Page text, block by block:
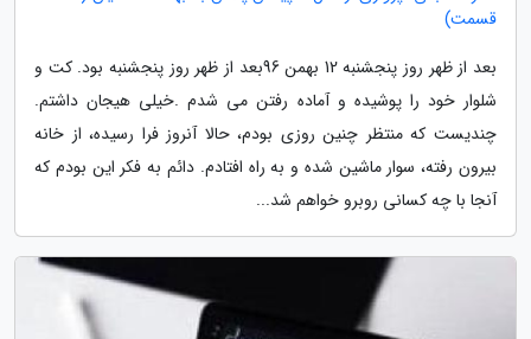
قسمت)
بعد از ظهر روز پنجشنبه 12 بهمن 96بعد از ظهر روز پنجشنبه بود. کت و
شلوار خود را پوشیده و آماده رفتن می شدم .خیلی هیجان داشتم.
چندیست که منتظر چنین روزی بودم، حالا آنروز فرا رسیده، از خانه
بیرون رفته، سوار ماشین شده و به راه افتادم. دائم به فکر این بودم که
آنجا با چه کسانی روبرو خواهم شد...